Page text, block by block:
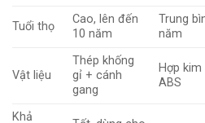
Tuổi thọ
Cao, lên đến
10 năm
Trung
năm
Vật liệu
Thép khống
gỉ + cánh
gang
Hợp
ABS
Khả